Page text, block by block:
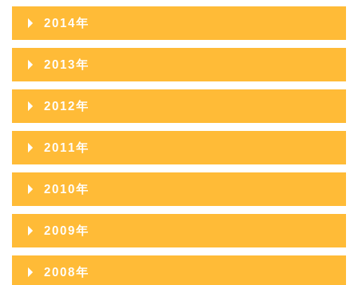
2024年01月
2023年02月
2023年01月
2022年03月
2022年02月
2022年01月
2021年03月
2021年02月
2021年01月
2020年06月
2020年05月
2020年03月
2020年02月
2020年01月
2019年07月
2019年06月
2019年05月
2019年03月
2019年02月
2019年01月
2018年08月
2018年07月
2018年06月
2018年05月
2018年03月
2018年02月
2018年01月
2017年09月
2017年08月
2017年07月
2017年06月
2017年05月
2017年03月
2017年02月
2016年11月
2016年10月
2016年09月
2016年08月
2016年07月
2016年06月
2016年05月
2016年03月
2015年12月
2015年11月
2015年10月
2015年09月
2015年08月
2015年07月
2015年06月
2015年05月
2014年
2014年12月
2014年11月
2014年10月
2014年09月
2014年08月
2014年07月
2014年06月
2013年
2013年12月
2013年11月
2013年10月
2013年09月
2013年08月
2013年07月
2012年
2012年12月
2012年11月
2012年10月
2012年09月
2012年08月
2011年
2011年12月
2011年11月
2011年10月
2011年09月
2010年
2010年12月
2010年11月
2009年
2009年12月
2008年